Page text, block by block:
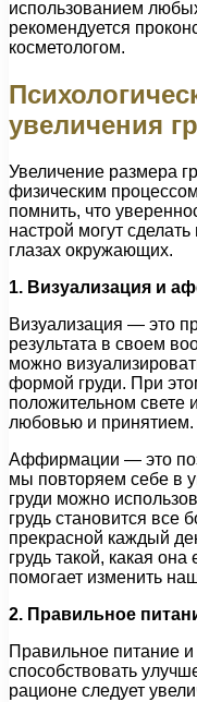
использованием
рекомендуется
косметологом.
увеличения
Увеличение размера
физическим
помнить, что
настрой могут
глазах окружающих.
1. Визуализация и
Визуализация — это
результата в своем
можно
формой груди. При
положительном свете
любовью и принятием.
Аффирмации — это
мы повторяем себе в
груди можно
грудь становится все
прекрасной каждый
грудь такой, какая
помогает изменить
2. Правильное
Правильное питание
способствовать
рационе следует